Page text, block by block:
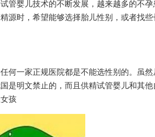
管婴儿技术的不断发展，越来越多的不孕
源时，希望能够选择胎儿性别，或者找些
何一家正规医院都是不能选性别的。虽然
是明文禁止的，而且供精试管婴儿和其他
孩